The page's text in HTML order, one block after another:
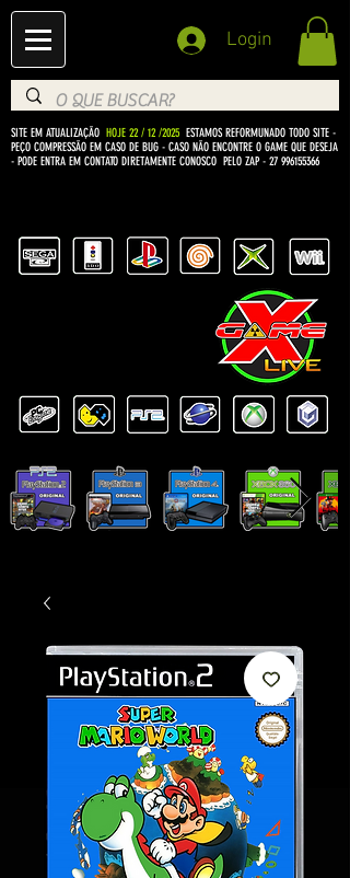
Login
SITE EM ATUALIZAÇÃO HOJE 22 / 12 /2025 ESTAMOS REFORMUNADO TODO SITE -
PEÇO COMPRESSÃO EM CASO DE BUG - CASO NÃO ENCONTRE O GAME QUE DESEJA
- PODE ENTRA EM CONTATO DIRETAMENTE CONOSCO PELO ZAP - 27 996155366